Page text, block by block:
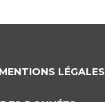
MENTIONS LÉGALES